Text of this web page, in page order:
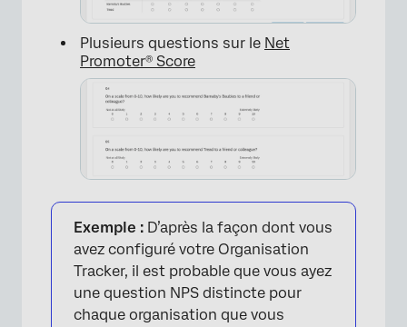
Plusieurs questions sur le Net
Promoter® Score
Exemple : D’après la façon dont vous
avez configuré votre Organisation
Tracker, il est probable que vous ayez
une question NPS distincte pour
chaque organisation que vous